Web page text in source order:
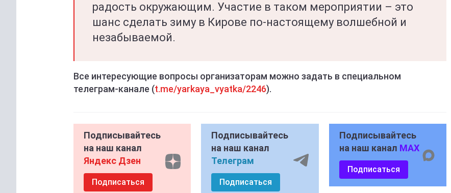
радость окружающим. Участие в таком мероприятии – это
шанс сделать зиму в Кирове по-настоящему волшебной и
незабываемой.
Все интересующие вопросы организаторам можно задать в специальном
телеграм-канале (t.me/yarkaya_vyatka/2246).
Подписывайтесь
на наш канал
Яндекс Дзен
Подписаться
Подписывайтесь
на наш канал
Телеграм
Подписаться
Подписывайтесь
на наш канал MAX
Подписаться